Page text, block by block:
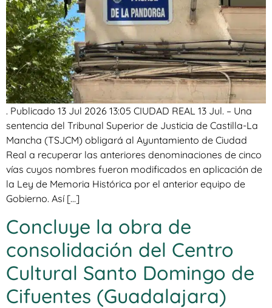
. Publicado 13 Jul 2026 13:05 CIUDAD REAL 13 Jul. – Una
sentencia del Tribunal Superior de Justicia de Castilla-La
Mancha (TSJCM) obligará al Ayuntamiento de Ciudad
Real a recuperar las anteriores denominaciones de cinco
vías cuyos nombres fueron modificados en aplicación de
la Ley de Memoria Histórica por el anterior equipo de
Gobierno. Así […]
Concluye la obra de
consolidación del Centro
Cultural Santo Domingo de
Cifuentes (Guadalajara)